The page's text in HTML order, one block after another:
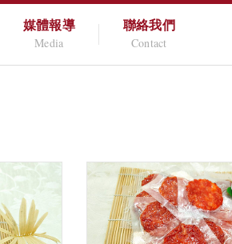
媒體報導
Media
聯絡我們
Contact